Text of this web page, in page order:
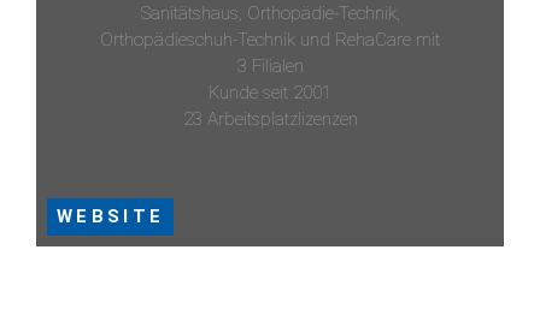
Sanitätshaus, Orthopädie-Technik,
Orthopädieschuh-Technik und RehaCare mit
3 Filialen
Kunde seit 2001
23 Arbeitsplatzlizenzen
WEBSITE